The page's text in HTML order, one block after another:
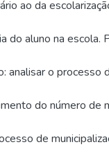
ao da
do aluno na escola.
analisar o processo
do número de
de